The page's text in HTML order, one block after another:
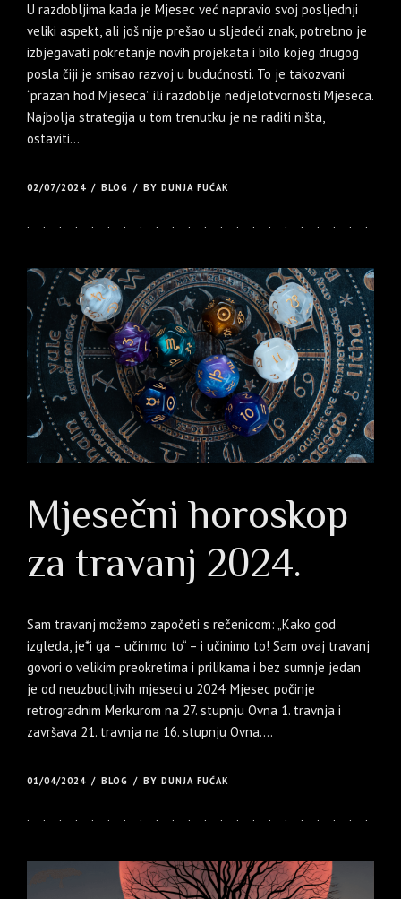
U razdobljima kada je Mjesec već napravio svoj posljednji
veliki aspekt, ali još nije prešao u sljedeći znak, potrebno je
izbjegavati pokretanje novih projekata i bilo kojeg drugog
posla čiji je smisao razvoj u budućnosti. To je takozvani
“prazan hod Mjeseca” ili razdoblje nedjelotvornosti Mjeseca.
Najbolja strategija u tom trenutku je ne raditi ništa,
ostaviti...
02/07/2024 BLOG BY DUNJA FUĆAK
Mjesečni horoskop
za travanj 2024.
Sam travanj možemo započeti s rečenicom: „Kako god
izgleda, je*i ga – učinimo to“ – i učinimo to! Sam ovaj travanj
govori o velikim preokretima i prilikama i bez sumnje jedan
je od neuzbudljivih mjeseci u 2024. Mjesec počinje
retrogradnim Merkurom na 27. stupnju Ovna 1. travnja i
završava 21. travnja na 16. stupnju Ovna....
01/04/2024 BLOG BY DUNJA FUĆAK